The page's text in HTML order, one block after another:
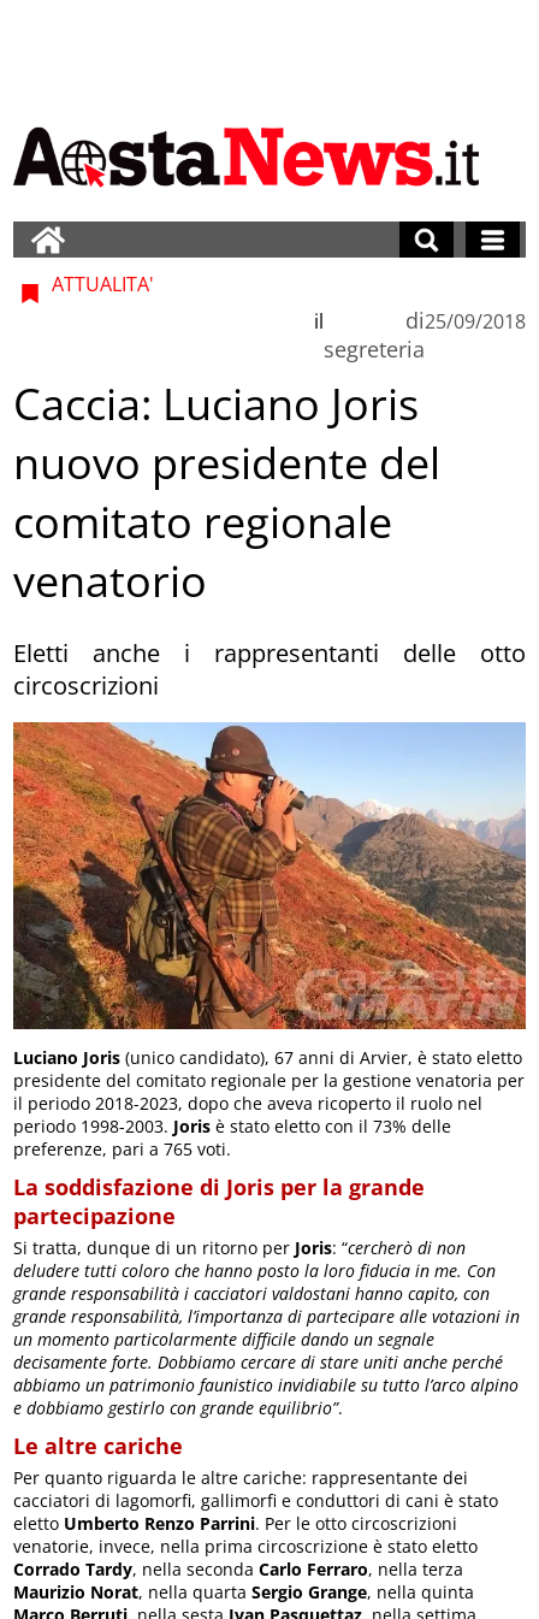
ATTUALITA'
di
segreteria
il 25/09/2018
Caccia: Luciano Joris
nuovo presidente del
comitato regionale
venatorio
Eletti anche i rappresentanti delle otto
circoscrizioni
Luciano Joris (unico candidato), 67 anni di Arvier, è stato eletto
presidente del comitato regionale per la gestione venatoria per
il periodo 2018-2023, dopo che aveva ricoperto il ruolo nel
periodo 1998-2003. Joris è stato eletto con il 73% delle
preferenze, pari a 765 voti.
La soddisfazione di Joris per la grande
partecipazione
Si tratta, dunque di un ritorno per Joris: “cercherò di non
deludere tutti coloro che hanno posto la loro fiducia in me. Con
grande responsabilità i cacciatori valdostani hanno capito, con
grande responsabilità, l’importanza di partecipare alle votazioni in
un momento particolarmente difficile dando un segnale
decisamente forte. Dobbiamo cercare di stare uniti anche perché
abbiamo un patrimonio faunistico invidiabile su tutto l’arco alpino
e dobbiamo gestirlo con grande equilibrio”.
Le altre cariche
Per quanto riguarda le altre cariche: rappresentante dei
cacciatori di lagomorfi, gallimorfi e conduttori di cani è stato
eletto Umberto Renzo Parrini. Per le otto circoscrizioni
venatorie, invece, nella prima circoscrizione è stato eletto
Corrado Tardy, nella seconda Carlo Ferraro, nella terza
Maurizio Norat, nella quarta Sergio Grange, nella quinta